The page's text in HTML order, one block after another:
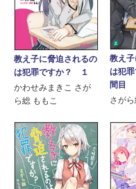
教え子に脅迫されるの
は犯罪ですか？ １
かわせみまきこ さが
ら総 ももこ
教え
は犯
間目
さが